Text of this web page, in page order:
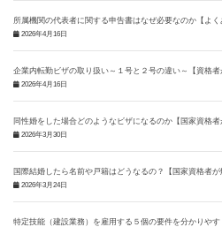
所属機関の代表者に関する申告書はなぜ必要なのか【よく
2026年4月16日
企業内転勤ビザの取り扱い～１号と２号の違い～【資格者
2026年4月16日
同性婚をした場合どのようなビザになるのか【国家資格者
2026年3月30日
国際結婚したら名前や戸籍はどうなるの？【国家資格者が
2026年3月24日
特定技能（建設業務）を雇用する５個の要件を分かりやす